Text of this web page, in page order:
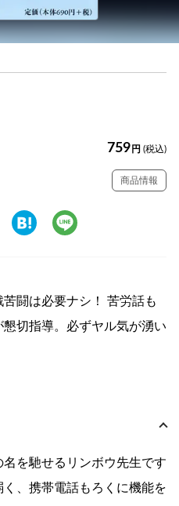
759 円 (税込)
商品情報
闘は必要ナシ！ 苦労話も
切指導。必ずヤル気が湧い
を馳せるリンボウ先生です
、携帯電話もろくに機能を